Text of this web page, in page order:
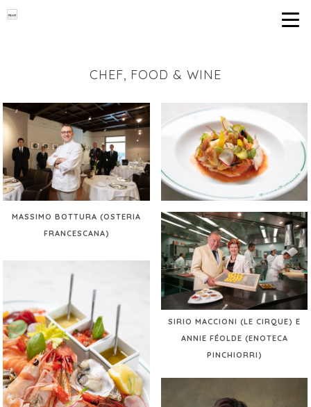
CHEF, FOOD & WINE
MASSIMO BOTTURA (OSTERIA
FRANCESCANA)
SIRIO MACCIONI (LE CIRQUE) E
ANNIE FÉOLDE (ENOTECA
PINCHIORRI)